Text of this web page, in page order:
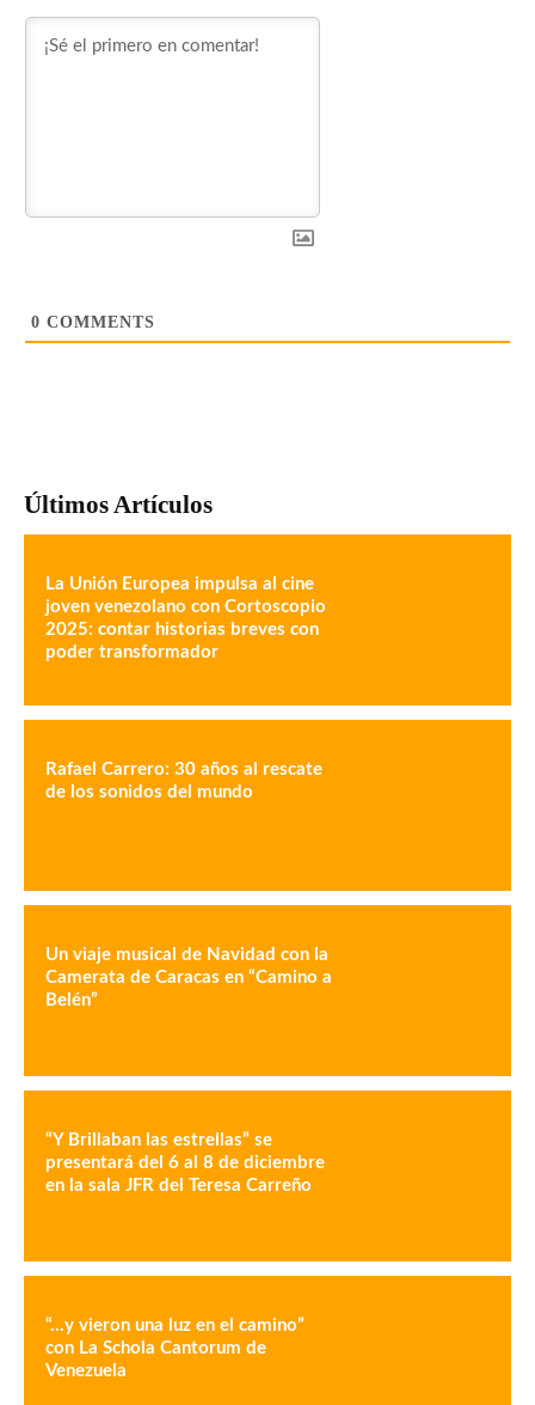
0 COMMENTS
Últimos Artículos
La Unión Europea impulsa al cine
joven venezolano con Cortoscopio
2025: contar historias breves con
poder transformador
Rafael Carrero: 30 años al rescate
de los sonidos del mundo
Un viaje musical de Navidad con la
Camerata de Caracas en “Camino a
Belén”
“Y Brillaban las estrellas” se
presentará del 6 al 8 de diciembre
en la sala JFR del Teresa Carreño
“…y vieron una luz en el camino”
con La Schola Cantorum de
Venezuela